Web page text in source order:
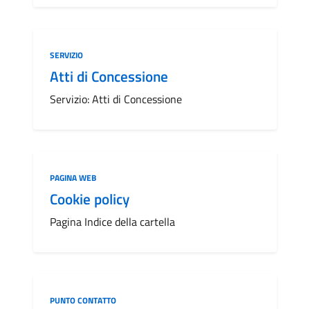
Categoria:
SERVIZIO
Atti di Concessione
Servizio: Atti di Concessione
Categoria:
PAGINA WEB
Cookie policy
Pagina Indice della cartella
Categoria:
PUNTO CONTATTO